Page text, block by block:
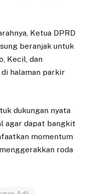
Ketua DPRD
beranjak untuk
Kecil, dan
halaman parkir
dukungan nyata
agar dapat bangkit
momentum
roda